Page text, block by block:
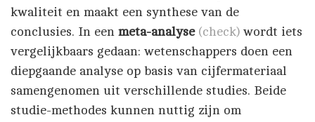
kwaliteit en maakt een synthese van de
conclusies. In een meta-analyse (check) wordt iets
vergelijkbaars gedaan: wetenschappers doen een
diepgaande analyse op basis van cijfermateriaal
samengenomen uit verschillende studies. Beide
studie-methodes kunnen nuttig zijn om